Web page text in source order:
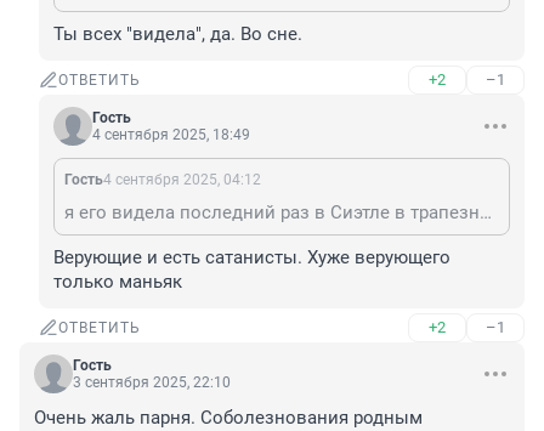
Ты всех "видела", да. Во сне.
ОТВЕТИТЬ +2 –1
Гость
4 сентября 2025, 18:49
Гость4 сентября 2025, 04:12
я его видела последний раз в Сиэтле в трапезной Храма, это был православный , верующий человек, что то не заладилось с работой , и он сказал, что переезжает из Сиэтла в Орегон, потому что там дешевле жить, был грустный. Затем о нём не слышала и эта новость ошарашила, как он оказался на этом оккультном фестивале? Может быть сатанисты прознали о том, что он православный и убили его? все может быть!
Верующие и есть сатанисты. Хуже верующего
только маньяк
ОТВЕТИТЬ +2 –1
Гость
3 сентября 2025, 22:10
Очень жаль парня. Соболезнования родным